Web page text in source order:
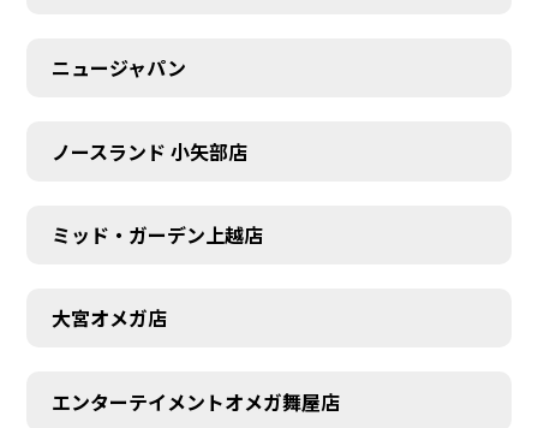
ニュージャパン
ノースランド 小矢部店
ミッド・ガーデン上越店
大宮オメガ店
エンターテイメントオメガ舞屋店